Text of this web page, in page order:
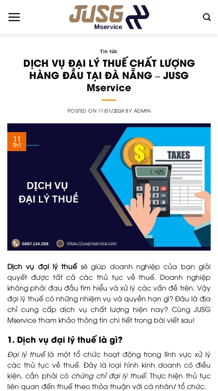
Tin tức
DỊCH VỤ ĐẠI LÝ THUẾ CHẤT LƯỢNG
HÀNG ĐẦU TẠI ĐÀ NẴNG – JUSG
Mservice
POSTED ON 11/01/2024BY ADMIN
11
Th1
Dịch vụ đại lý thuếsẽ giúp doanh nghiệp của bạn giải
quyết được tất cả các thủ tục về thuế. Doanh nghiệp
không phải đau đầu tìm hiểu và xử lý các vấn đề trên. Vậy
đại lý thuế có những nhiệm vụ và quyền hạn gì? Đâu là địa
chỉ cung cấp dịch vụ chất lượng hiện nay? Cùng JUSG
Mservice tham khảo thông tin chi tiết trong bài viết sau!
1. Dịch vụ đại lý thuế là gì?
Đại lý thuế là một tổ chức hoạt động trong lĩnh vực xử lý
các thủ tục về thuế. Đây là loại hình kinh doanh có điều
kiện, cần phải có chứng chỉ đại lý thuế.Thực hiện thủ tục
liên quan đến thuế theo thỏa thuận với cá nhân/ tổ chức.